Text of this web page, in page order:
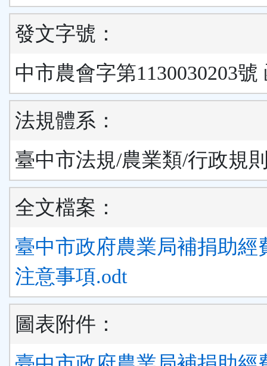
發文字號：
中市農會字第1130030203號
法規體系：
臺中市法規/農業類/行政規
全文檔案：
臺中市政府農業局補捐助經
注意事項.odt
圖表附件：